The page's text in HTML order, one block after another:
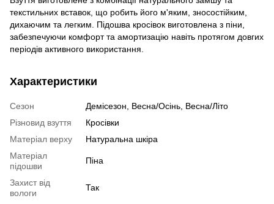
текстильних вставок, що робить його м'яким, зносостійким,
дихаючим та легким. Підошва кросівок виготовлена ​​з піни,
забезпечуючи комфорт та амортизацію навіть протягом довгих
періодів активного використання.
Характеристики
Сезон
Демісезон, Весна/Осінь, Весна/Літо
Різновид взуття
Кросівки
Матеріал верху
Натуральна шкіра
Матеріал
підошви
Піна
Захист від
вологи
Так